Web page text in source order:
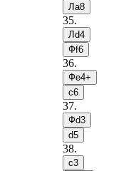
Лa8
35.
Лd4
Фf6
36.
Фe4+
c6
37.
Фd3
d5
38.
c3